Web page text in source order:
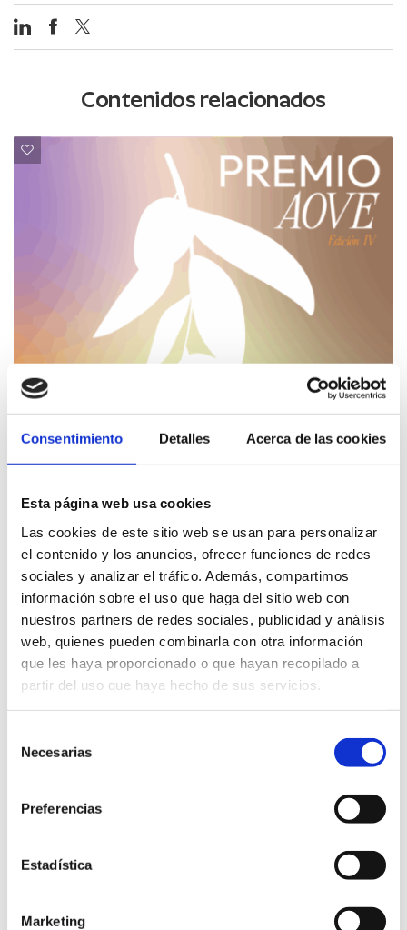
Consentimiento Detalles Acerca de las cookies
Esta página web usa cookies
Las cookies de este sitio web se usan para personalizar
el contenido y los anuncios, ofrecer funciones de redes
sociales y analizar el tráfico. Además, compartimos
información sobre el uso que haga del sitio web con
nuestros partners de redes sociales, publicidad y análisis
web, quienes pueden combinarla con otra información
que les haya proporcionado o que hayan recopilado a
partir del uso que haya hecho de sus servicios.
Necesarias
Preferencias
Estadística
Marketing
Contenidos relacionados
IV premio de AOVE de la provincia de
Castellón
15 ABRIL 2025
El Baix Maestrat